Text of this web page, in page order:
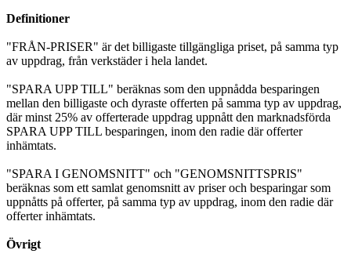
Definitioner
"FRÅN-PRISER" är det billigaste tillgängliga priset, på samma typ
av uppdrag, från verkstäder i hela landet.
"SPARA UPP TILL" beräknas som den uppnådda besparingen
mellan den billigaste och dyraste offerten på samma typ av uppdrag,
där minst 25% av offerterade uppdrag uppnått den marknadsförda
SPARA UPP TILL besparingen, inom den radie där offerter
inhämtats.
"SPARA I GENOMSNITT" och "GENOMSNITTSPRIS"
beräknas som ett samlat genomsnitt av priser och besparingar som
uppnåtts på offerter, på samma typ av uppdrag, inom den radie där
offerter inhämtats.
Övrigt